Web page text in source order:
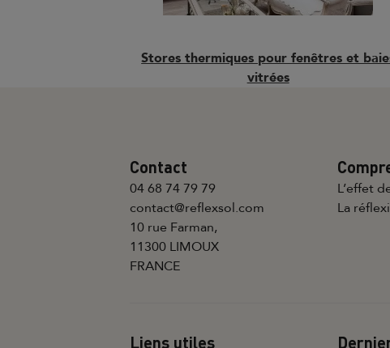
Stores thermiques pour fenêtres et
vitrées
Contact
04 68 74 79 79
contact@reflexsol.com
10 rue Farman,
11300 LIMOUX
FRANCE
L’effet
La
Liens utiles